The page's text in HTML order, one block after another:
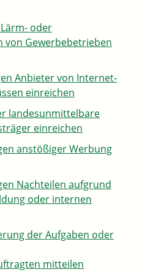
oder
von Gewerbebetrieben
Anbieter von Internet-
einreichen
landesunmittelbare
einreichen
anstößiger Werbung
Nachteilen aufgrund
oder internen
der Aufgaben oder
mitteilen